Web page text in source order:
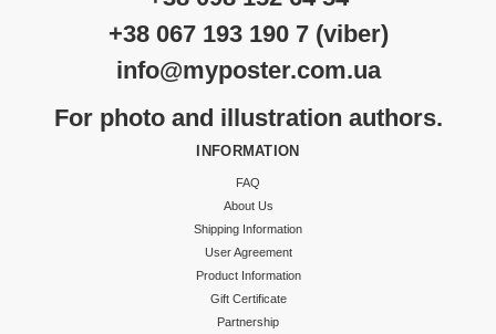
+38 067 193 190 7 (viber)
info@myposter.com.ua
For photo and illustration authors.
INFORMATION
FAQ
About Us
Shipping Information
User Agreement
Product Information
Gift Certificate
Partnership